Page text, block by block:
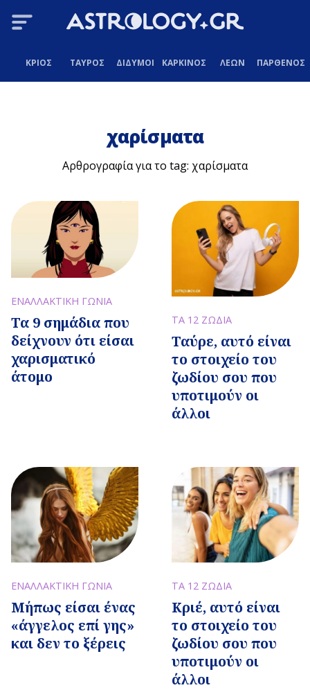
ΚΡΙΟΣ ΤΑΥΡΟΣ ΔΙΔΥΜΟΙ ΚΑΡΚΙΝΟΣ ΛΕΩΝ ΠΑΡΘΕΝΟΣ
χαρίσματα
Αρθρογραφία για το tag: χαρίσματα
ΕΝΑΛΛΑΚΤΙΚΗ ΓΩΝΙΑ
Τα 9 σημάδια που
δείχνουν ότι είσαι
χαρισματικό
άτομο
ΤΑ 12 ΖΩΔΙΑ
Ταύρε, αυτό είναι
το στοιχείο του
ζωδίου σου που
υποτιμούν οι
άλλοι
ΕΝΑΛΛΑΚΤΙΚΗ ΓΩΝΙΑ
Μήπως είσαι ένας
«άγγελος επί γης»
και δεν το ξέρεις
ΤΑ 12 ΖΩΔΙΑ
Κριέ, αυτό είναι
το στοιχείο του
ζωδίου σου που
υποτιμούν οι
άλλοι